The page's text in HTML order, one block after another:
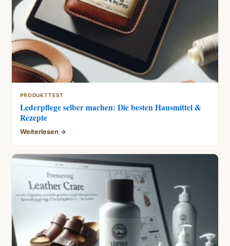
PRODUKTTEST
Lederpflege selber machen: Die besten Hausmittel &
Rezepte
Weiterlesen →